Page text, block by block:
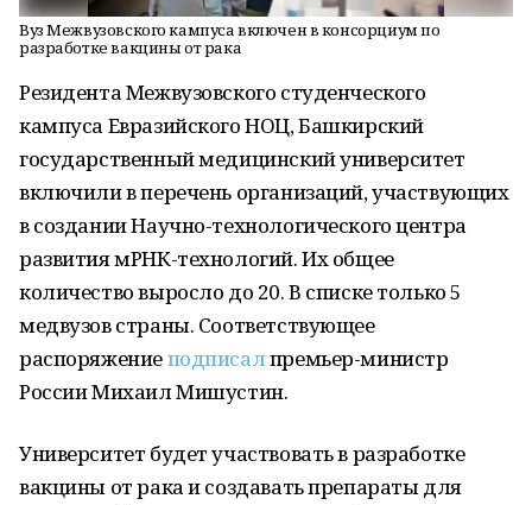
Вуз Межвузовского кампуса включен в консорциум по
разработке вакцины от рака
Резидента Межвузовского студенческого
кампуса Евразийского НОЦ, Башкирский
государственный медицинский университет
включили в перечень организаций, участвующих
в создании Научно-технологического центра
развития мРНК-технологий. Их общее
количество выросло до 20. В списке только 5
медвузов страны. Соответствующее
распоряжениеподписалпремьер-министр
России Михаил Мишустин.
Университет будет участвовать в разработке
вакцины от рака и создавать препараты для